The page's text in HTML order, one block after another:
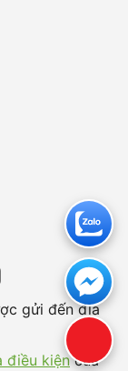
gửi đến địa
điều kiệncủa